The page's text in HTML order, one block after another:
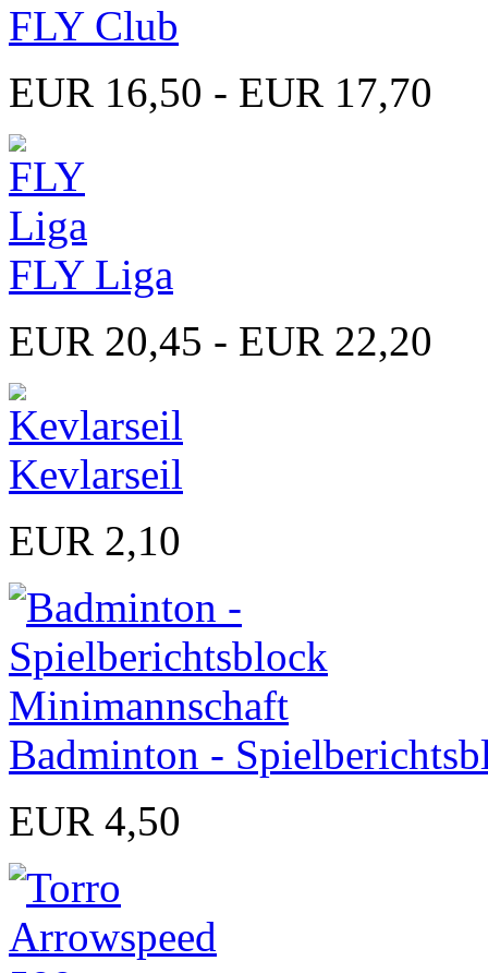
FLY Club
EUR 16,50 - EUR 17,70
FLY Liga
EUR 20,45 - EUR 22,20
Kevlarseil
EUR 2,10
Badminton -
EUR 4,50